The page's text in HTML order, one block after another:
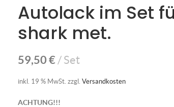
Autolack im Set
shark met.
59,50€ Set
inkl. 19 % MwSt. zzgl. Versandkosten
ACHTUNG!!!